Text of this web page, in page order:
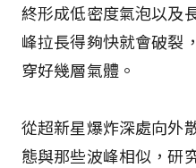
終形成低密度氣泡以及
峰拉長得夠快就會破裂
穿好幾層氣體。
從超新星爆炸深處向外
態與那些波峰相似，研